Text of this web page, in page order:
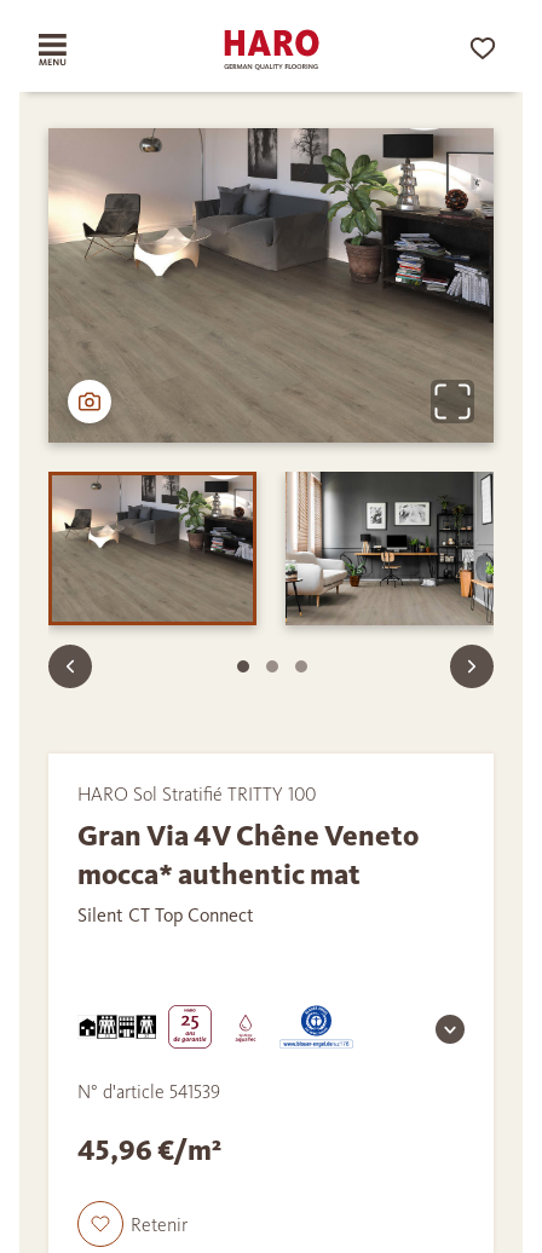
HARO Sol Stratifié TRITTY 100
Gran Via 4V Chêne Veneto
mocca* authentic mat
Silent CT Top Connect
N° d'article 541539
45,96 €/m²
Retenir